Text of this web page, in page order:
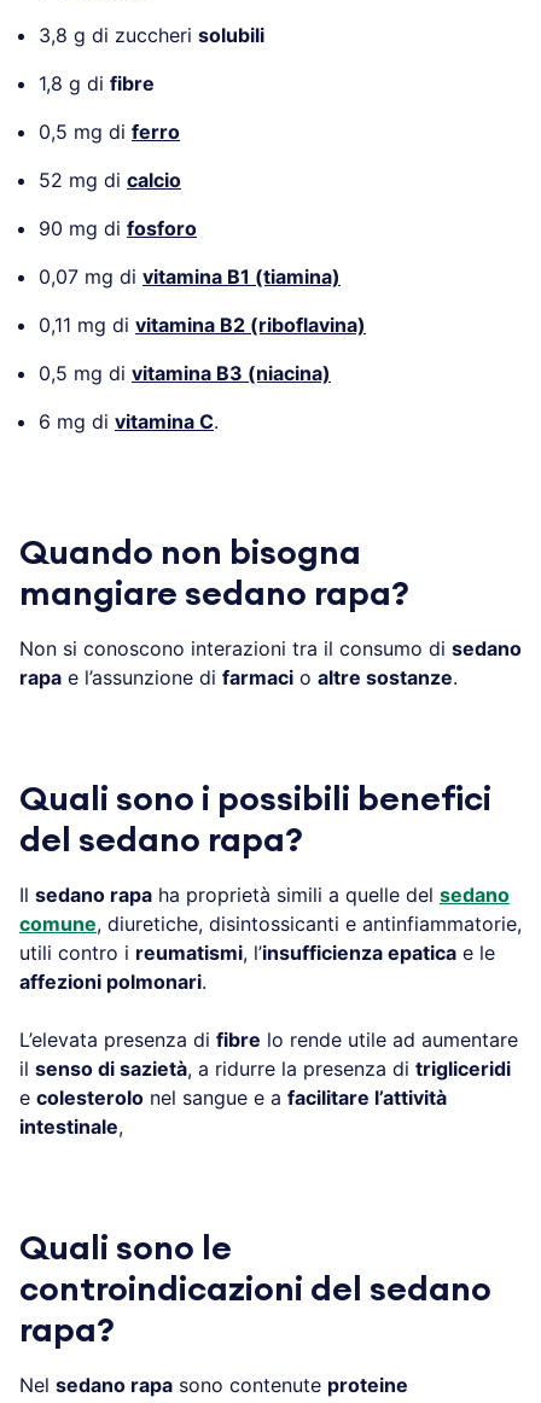
3,8 g di zuccheri solubili
1,8 g di fibre
0,5 mg di ferro
52 mg di calcio
90 mg di fosforo
0,07 mg di vitamina B1 (tiamina)
0,11 mg di vitamina B2 (riboflavina)
0,5 mg di vitamina B3 (niacina)
6 mg di vitamina C.
Quando non bisogna
mangiare sedano rapa?
Non si conoscono interazioni tra il consumo di sedano
rapa e l’assunzione di farmaci o altre sostanze.
Quali sono i possibili benefici
del sedano rapa?
Il sedano rapa ha proprietà simili a quelle del sedano
comune, diuretiche, disintossicanti e antinfiammatorie,
utili contro i reumatismi, l’insufficienza epatica e le
affezioni polmonari.
L’elevata presenza di fibre lo rende utile ad aumentare
il senso di sazietà, a ridurre la presenza di trigliceridi
e colesterolo nel sangue e a facilitare l’attività
intestinale,
Quali sono le
controindicazioni del sedano
rapa?
Nel sedano rapa sono contenute proteine